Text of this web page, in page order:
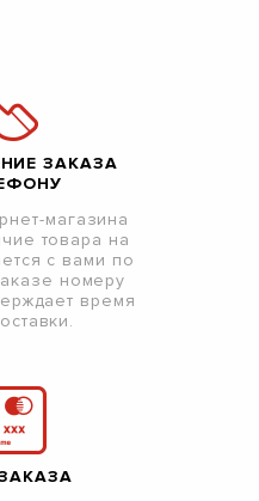
ЗАКАЗА
магазина
товара на
с вами по
номеру
время